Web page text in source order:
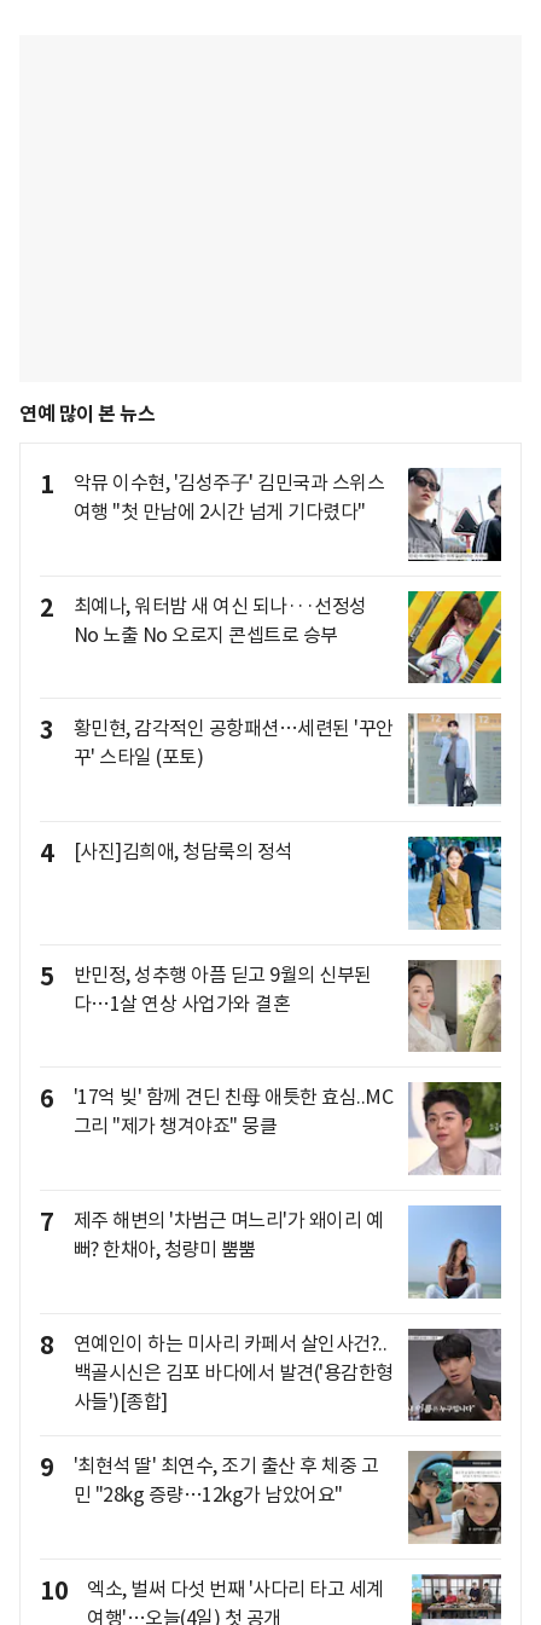
연예 많이 본 뉴스
1
악뮤 이수현, '김성주子' 김민국과 스위스
여행 "첫 만남에 2시간 넘게 기다렸다"
2
최예나, 워터밤 새 여신 되나···선정성
No 노출 No 오로지 콘셉트로 승부
3
황민현, 감각적인 공항패션…세련된 '꾸안
꾸' 스타일 (포토)
4 [사진]김희애, 청담룩의 정석
5
반민정, 성추행 아픔 딛고 9월의 신부된
다…1살 연상 사업가와 결혼
6
'17억 빚' 함께 견딘 친母 애틋한 효심..MC
그리 "제가 챙겨야죠" 뭉클
7
제주 해변의 '차범근 며느리'가 왜이리 예
뻐? 한채아, 청량미 뿜뿜
8
연예인이 하는 미사리 카페서 살인사건?..
백골시신은 김포 바다에서 발견('용감한형
사들')[종합]
9
'최현석 딸' 최연수, 조기 출산 후 체중 고
민 "28kg 증량…12kg가 남았어요"
10
엑소, 벌써 다섯 번째 '사다리 타고 세계
여행'…오늘(4일) 첫 공개